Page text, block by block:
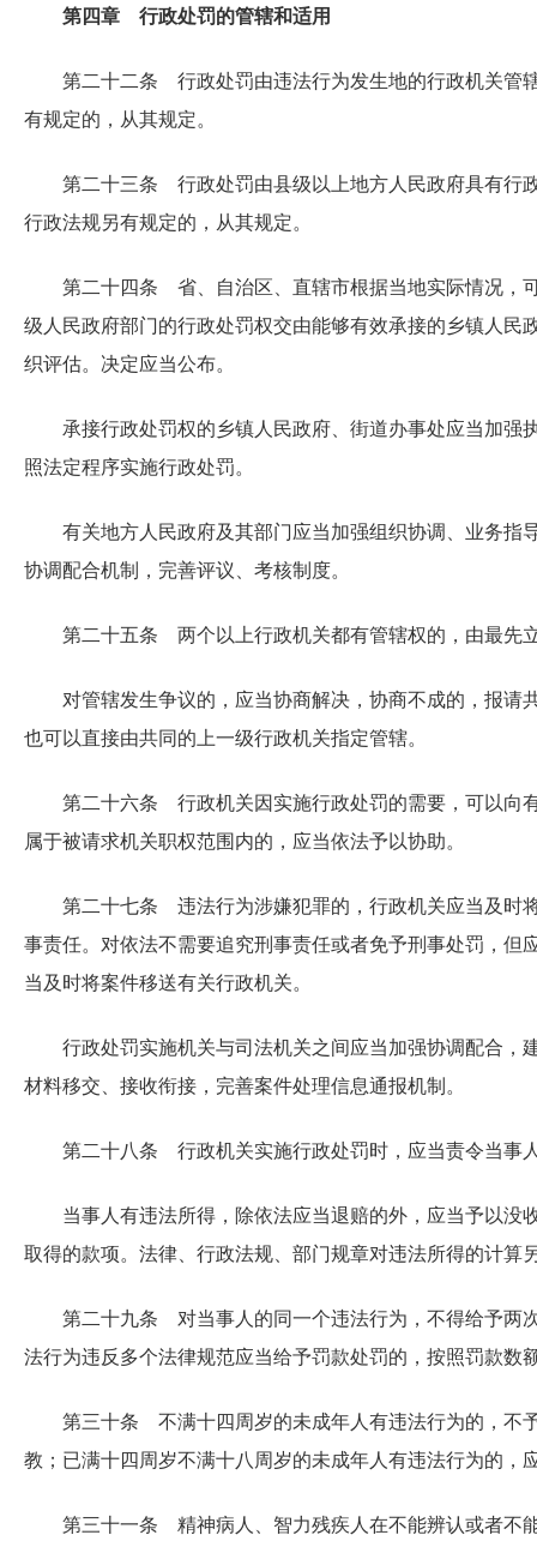
第四章 行政处罚的管辖和适用
第二十二条 行政处罚由违法行为发生地的行政机关管
有规定的，从其规定。
第二十三条 行政处罚由县级以上地方人民政府具有行
行政法规另有规定的，从其规定。
第二十四条 省、自治区、直辖市根据当地实际情况，
级人民政府部门的行政处罚权交由能够有效承接的乡镇人民
织评估。决定应当公布。
承接行政处罚权的乡镇人民政府、街道办事处应当加强
照法定程序实施行政处罚。
有关地方人民政府及其部门应当加强组织协调、业务指
协调配合机制，完善评议、考核制度。
第二十五条 两个以上行政机关都有管辖权的，由最先
对管辖发生争议的，应当协商解决，协商不成的，报请
也可以直接由共同的上一级行政机关指定管辖。
第二十六条 行政机关因实施行政处罚的需要，可以向
属于被请求机关职权范围内的，应当依法予以协助。
第二十七条 违法行为涉嫌犯罪的，行政机关应当及时
事责任。对依法不需要追究刑事责任或者免予刑事处罚，但
当及时将案件移送有关行政机关。
行政处罚实施机关与司法机关之间应当加强协调配合，
材料移交、接收衔接，完善案件处理信息通报机制。
第二十八条 行政机关实施行政处罚时，应当责令当事
当事人有违法所得，除依法应当退赔的外，应当予以没
取得的款项。法律、行政法规、部门规章对违法所得的计算
第二十九条 对当事人的同一个违法行为，不得给予两
法行为违反多个法律规范应当给予罚款处罚的，按照罚款数
第三十条 不满十四周岁的未成年人有违法行为的，不
教；已满十四周岁不满十八周岁的未成年人有违法行为的，
第三十一条 精神病人、智力残疾人在不能辨认或者不